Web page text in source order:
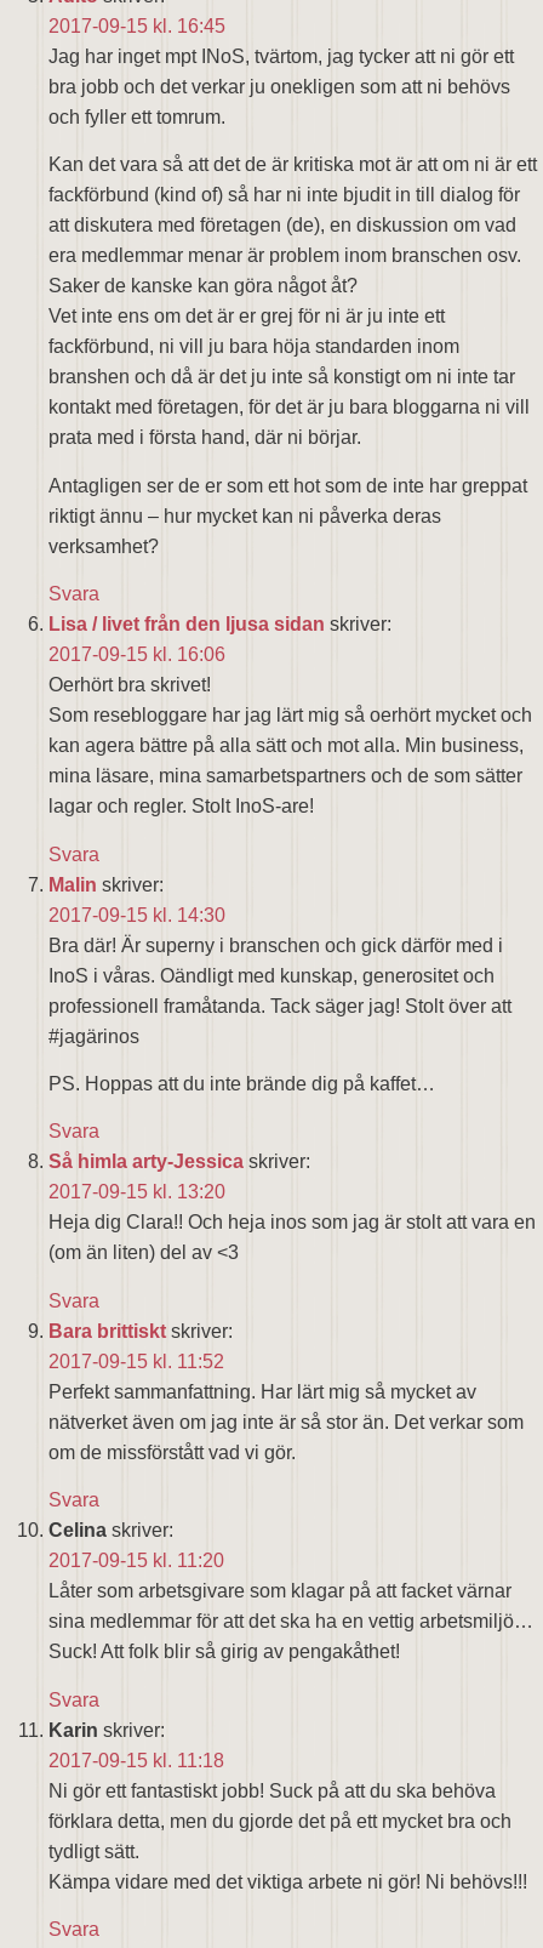
2017-09-15 kl. 16:45
Jag har inget mpt INoS, tvärtom, jag tycker att ni gör ett
bra jobb och det verkar ju onekligen som att ni behövs
och fyller ett tomrum.
Kan det vara så att det de är kritiska mot är att om ni är ett
fackförbund (kind of) så har ni inte bjudit in till dialog för
att diskutera med företagen (de), en diskussion om vad
era medlemmar menar är problem inom branschen osv.
Saker de kanske kan göra något åt?
Vet inte ens om det är er grej för ni är ju inte ett
fackförbund, ni vill ju bara höja standarden inom
branshen och då är det ju inte så konstigt om ni inte tar
kontakt med företagen, för det är ju bara bloggarna ni vill
prata med i första hand, där ni börjar.
Antagligen ser de er som ett hot som de inte har greppat
riktigt ännu – hur mycket kan ni påverka deras
verksamhet?
Svara
Lisa / livet från den ljusa sidan skriver:
2017-09-15 kl. 16:06
Oerhört bra skrivet!
Som resebloggare har jag lärt mig så oerhört mycket och
kan agera bättre på alla sätt och mot alla. Min business,
mina läsare, mina samarbetspartners och de som sätter
lagar och regler. Stolt InoS-are!
Svara
Malin skriver:
2017-09-15 kl. 14:30
Bra där! Är superny i branschen och gick därför med i
InoS i våras. Oändligt med kunskap, generositet och
professionell framåtanda. Tack säger jag! Stolt över att
#jagärinos
PS. Hoppas att du inte brände dig på kaffet…
Svara
Så himla arty-Jessica skriver:
2017-09-15 kl. 13:20
Heja dig Clara!! Och heja inos som jag är stolt att vara en
(om än liten) del av <3
Svara
Bara brittiskt skriver:
2017-09-15 kl. 11:52
Perfekt sammanfattning. Har lärt mig så mycket av
nätverket även om jag inte är så stor än. Det verkar som
om de missförstått vad vi gör.
Svara
Celina skriver:
2017-09-15 kl. 11:20
Låter som arbetsgivare som klagar på att facket värnar
sina medlemmar för att det ska ha en vettig arbetsmiljö…
Suck! Att folk blir så girig av pengakåthet!
Svara
Karin skriver:
2017-09-15 kl. 11:18
Ni gör ett fantastiskt jobb! Suck på att du ska behöva
förklara detta, men du gjorde det på ett mycket bra och
tydligt sätt.
Kämpa vidare med det viktiga arbete ni gör! Ni behövs!!!
Svara